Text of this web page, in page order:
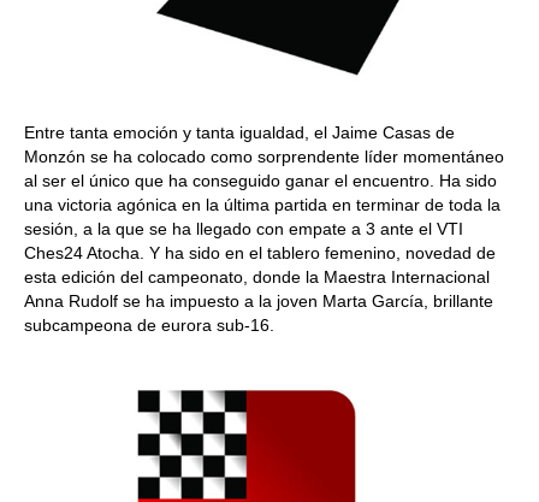
Entre tanta emoción y tanta igualdad, el Jaime Casas de
Monzón se ha colocado como sorprendente líder momentáneo
al ser el único que ha conseguido ganar el encuentro. Ha sido
una victoria agónica en la última partida en terminar de toda la
sesión, a la que se ha llegado con empate a 3 ante el VTI
Ches24 Atocha. Y ha sido en el tablero femenino, novedad de
esta edición del campeonato, donde la Maestra Internacional
Anna Rudolf se ha impuesto a la joven Marta García, brillante
subcampeona de eurora sub-16.